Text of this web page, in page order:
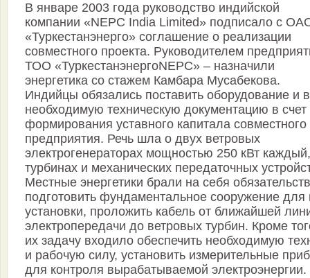
В январе 2003 года руководство индийской
компании «NEPC India Limited» подписало с
«Туркестанэнерго» соглашение о реализации
совместного проекта. Руководителем
ТОО «ТуркестанэнергоNEPC» – назначили
энергетика со стажем Камбара Мусабекова.
Индийцы обязались поставить оборудование и
необходимую техническую документацию в счет
формирования уставного капитала совместного
предприятия. Речь шла о двух ветровых
электрогенераторах мощностью 250 кВт каждый,
турбинах и механических передаточных
Местные энергетики брали на себя
подготовить фундаментальное сооружение для
установки, проложить кабель от ближайшей
электропередачи до ветровых турбин. Кроме
их задачу входило обеспечить необходимую
и рабочую силу, установить измерительные
для контроля вырабатываемой электроэнергии.